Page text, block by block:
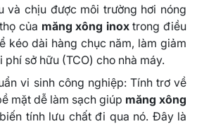
và chịu được môi trường hơi nóng
của măng xông inoxtrong điều
kéo dài hàng chục năm, làm giảm
sở hữu (TCO) cho nhà máy.
vi sinh công nghiệp: Tính trơ về
mặt dễ làm sạch giúp măng xông
tính lưu chất đi qua nó. Đây là